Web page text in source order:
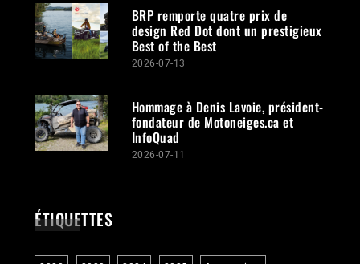
BRP remporte quatre prix de
design Red Dot dont un prestigieux
Best of the Best
2026-07-13
Hommage à Denis Lavoie, président-
fondateur de Motoneiges.ca et
InfoQuad
2026-07-11
ÉTIQUETTES